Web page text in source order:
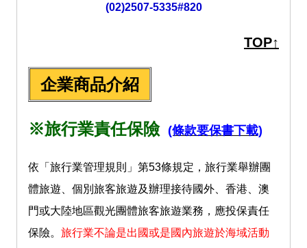
(02)2507-5335#820
TOP↑
企業商品介紹
※旅行業責任保險 (條款要保書下載)
依「旅行業管理規則」第53條規定，旅行業舉辦團
體旅遊、個別旅客旅遊及辦理接待國外、香港、澳
門或大陸地區觀光團體旅客旅遊業務，應投保責任
保險。 旅行業不論是出國或是國內旅遊於海域活動